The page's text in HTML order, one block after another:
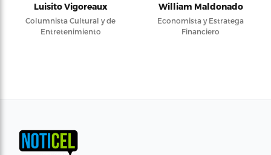
Luisito Vigoreaux
Columnista Cultural y de
Entretenimiento
William Maldonado
Economista y Estratega
Financiero